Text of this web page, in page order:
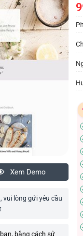
Xem Demo
vui lòng gửi yêu cầu
bằng cách sử